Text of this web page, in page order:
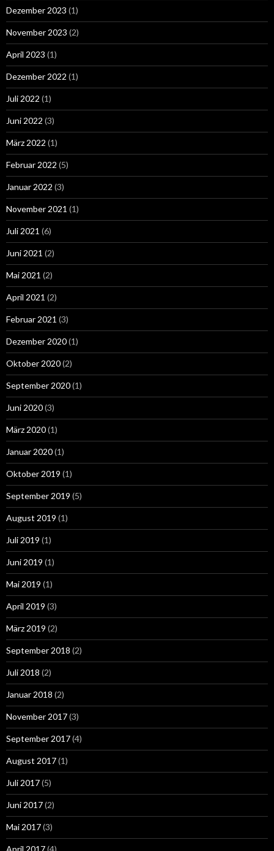
Dezember 2023 (1)
November 2023 (2)
April 2023 (1)
Dezember 2022 (1)
Juli 2022 (1)
Juni 2022 (3)
März 2022 (1)
Februar 2022 (5)
Januar 2022 (3)
November 2021 (1)
Juli 2021 (6)
Juni 2021 (2)
Mai 2021 (2)
April 2021 (2)
Februar 2021 (3)
Dezember 2020(1)
Oktober 2020(2)
September 2020(1)
Juni 2020(3)
März 2020(1)
Januar 2020(1)
Oktober 2019 (1)
September 2019 (5)
August 2019 (1)
Juli 2019 (1)
Juni 2019 (1)
Mai 2019 (1)
April 2019 (3)
März 2019 (2)
September 2018 (2)
Juli 2018 (2)
Januar 2018 (2)
November 2017(3)
September 2017(4)
August 2017(1)
Juli 2017(5)
Juni 2017(2)
Mai 2017(3)